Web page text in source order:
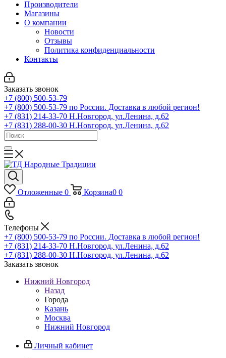
Производители
Магазины
О компании
Новости
Отзывы
Политика конфиденциальности
Контакты
Заказать звонок
+7 (800) 500-53-79
+7 (800) 500-53-79 по России. Доставка в любой регион!
+7 (831) 214-33-70 Н.Новгород, ул.Ленина, д.62
+7 (831) 288-00-30 Н.Новгород, ул.Ленина, д.62
Отложенные 0 Корзина0 0
Телефоны
+7 (800) 500-53-79 по России. Доставка в любой регион!
+7 (831) 214-33-70 Н.Новгород, ул.Ленина, д.62
+7 (831) 288-00-30 Н.Новгород, ул.Ленина, д.62
Заказать звонок
Нижний Новгород
Назад
Города
Казань
Москва
Нижний Новгород
Личный кабинет